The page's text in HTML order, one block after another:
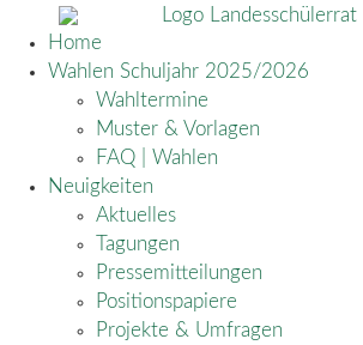
Home
Wahlen Schuljahr 2025/2026
Wahltermine
Muster & Vorlagen
FAQ | Wahlen
Neuigkeiten
Aktuelles
Tagungen
Pressemitteilungen
Positionspapiere
Projekte & Umfragen